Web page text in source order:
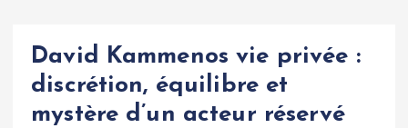
David Kammenos vie privée :
discrétion, équilibre et
mystère d’un acteur réservé